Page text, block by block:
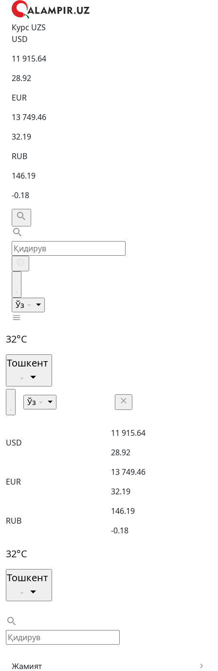
Курс UZS
USD
11 915.64
28.92
EUR
13 749.46
32.19
RUB
146.19
-0.18
Ўз
32°C
Тошкент
Ўз
USD
11 915.64
28.92
EUR
13 749.46
32.19
RUB
146.19
-0.18
32°C
Тошкент
Жамият